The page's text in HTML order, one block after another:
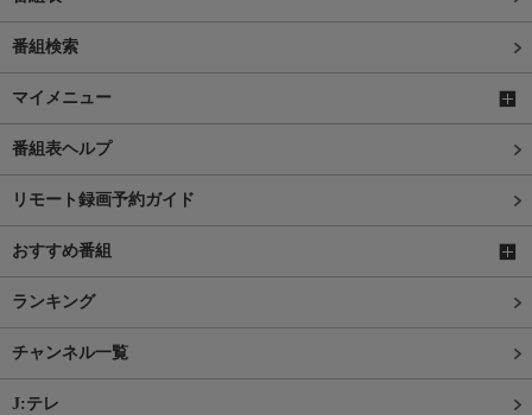
番組検索
マイメニュー
番組表ヘルプ
リモート録画予約ガイド
おすすめ番組
ランキング
チャンネル一覧
J:テレ